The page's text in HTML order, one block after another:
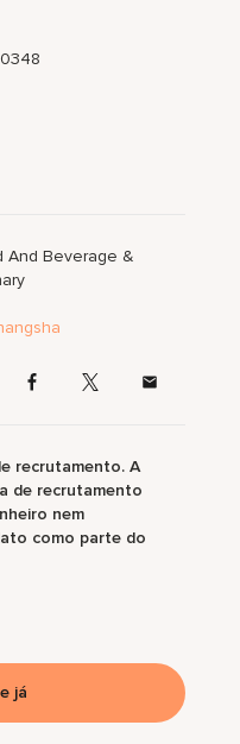
And Beverage &
recrutamento. A
de recrutamento
nem
como parte do
já